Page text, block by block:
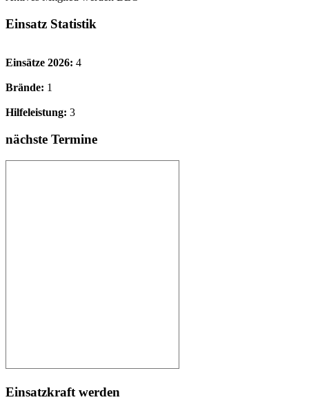
Einsatz Statistik
Einsätze 2026: 4
Brände: 1
Hilfeleistung: 3
nächste Termine
Einsatzkraft werden